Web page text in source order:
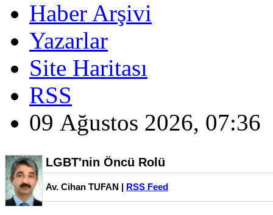
Haber Arşivi
Yazarlar
Site Haritası
RSS
09 Ağustos 2026, 07:36
LGBT'nin Öncü Rolü
Av. Cihan TUFAN | RSS Feed